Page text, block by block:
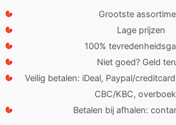
Grootste
Lage prijzen
100%
Niet goed? Geld
Veilig betalen: iDeal, Paypal/
CBC/KBC,
Betalen bij afhalen: